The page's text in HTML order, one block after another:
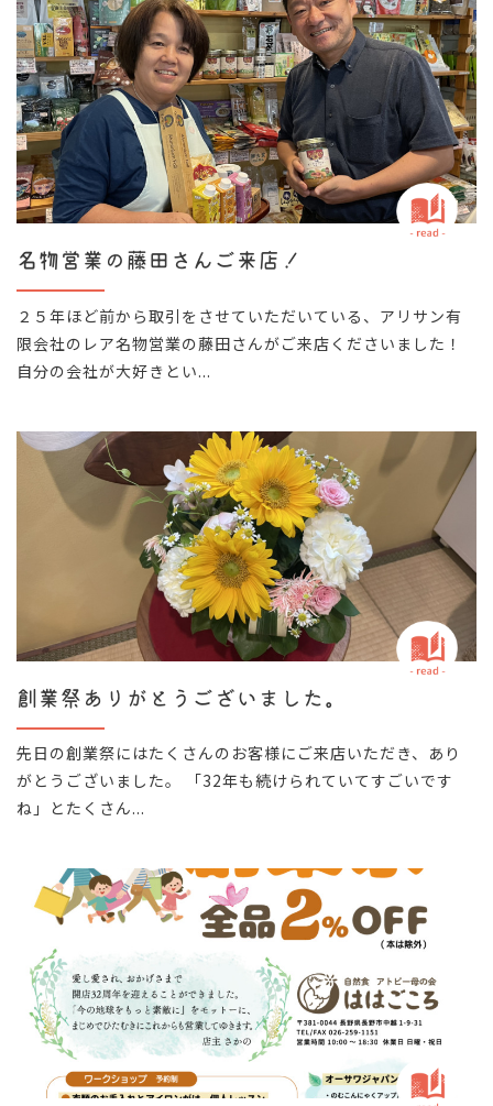
名物営業の藤田さんご来店！
２５年ほど前から取引をさせていただいている、アリサン有
限会社のレア名物営業の藤田さんがご来店くださいました！
自分の会社が大好きとい...
創業祭ありがとうございました。
先日の創業祭にはたくさんのお客様にご来店いただき、あり
がとうございました。 「32年も続けられていてすごいです
ね」とたくさん...